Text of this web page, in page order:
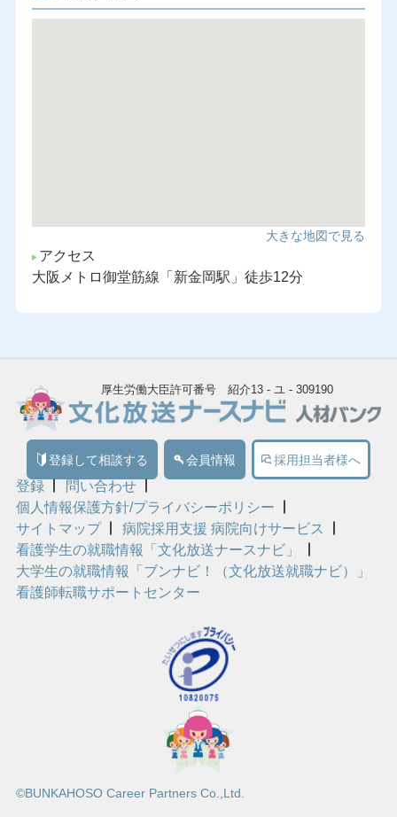
大きな地図で見る
アクセス
大阪メトロ御堂筋線「新金岡駅」徒歩12分
厚生労働大臣許可番号 紹介13 - ユ - 309190
登録して相談する 会員情報 採用担当者様へ
登録
問い合わせ
個人情報保護方針/プライバシーポリシー
サイトマップ
病院採用支援 病院向けサービス
看護学生の就職情報「文化放送ナースナビ」
大学生の就職情報「ブンナビ！（文化放送就職ナビ）」
看護師転職サポートセンター
©BUNKAHOSO Career Partners Co.,Ltd.